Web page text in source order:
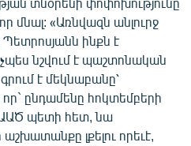
մնալ: «Առնվազն անլուրջ
Պետրոսյանն ինքն է
նշվում է պաշտոնական
է մեկնաբանը՝
ընդամենը հոկտեմբերի
ԱԱԾ պետի հետ, նա
լքելու որեւէ,